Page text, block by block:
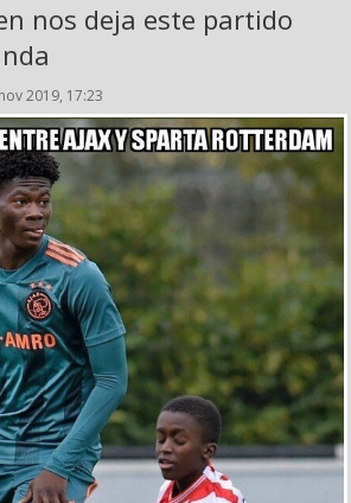
nos deja este partido
2019, 17:23